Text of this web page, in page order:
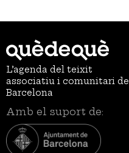
L’agenda del teixit
associatiu i comunitari de
Barcelona
Amb el suport de: